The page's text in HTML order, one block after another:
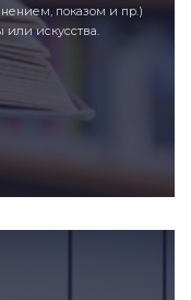
показом и пр.)
искусства.